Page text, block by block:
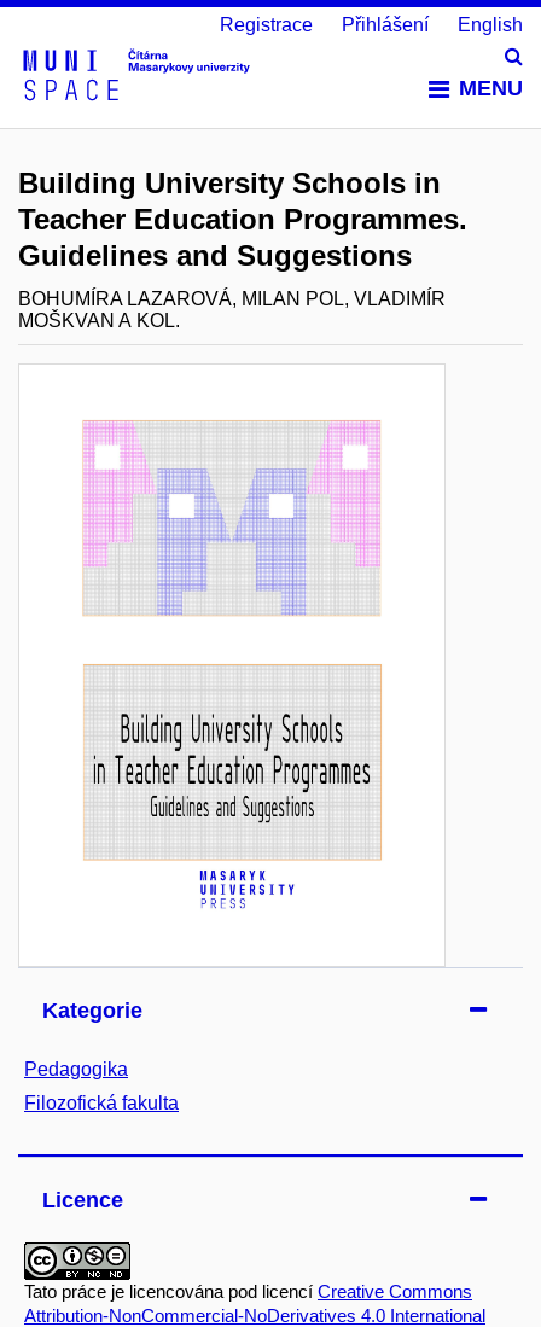
MENU
Registrace Přihlášení English
Building University Schools in
Teacher Education Programmes.
Guidelines and Suggestions
BOHUMÍRA LAZAROVÁ, MILAN POL, VLADIMÍR
MOŠKVAN A KOL.
Kategorie
Pedagogika
Filozofická fakulta
Licence
Tato práce je licencována pod licencí Creative Commons
Attribution-NonCommercial-NoDerivatives 4.0 International